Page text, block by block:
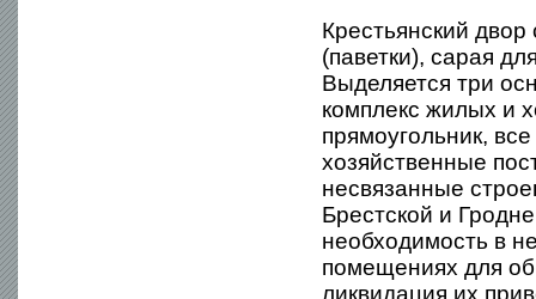
Крестьянский
(паветки), сарая
Выделяется три
комплекс жилых и
прямоугольник,
хозяйственные
несвязанные
Брестской и
необходимость в
помещениях для
ликвидация их